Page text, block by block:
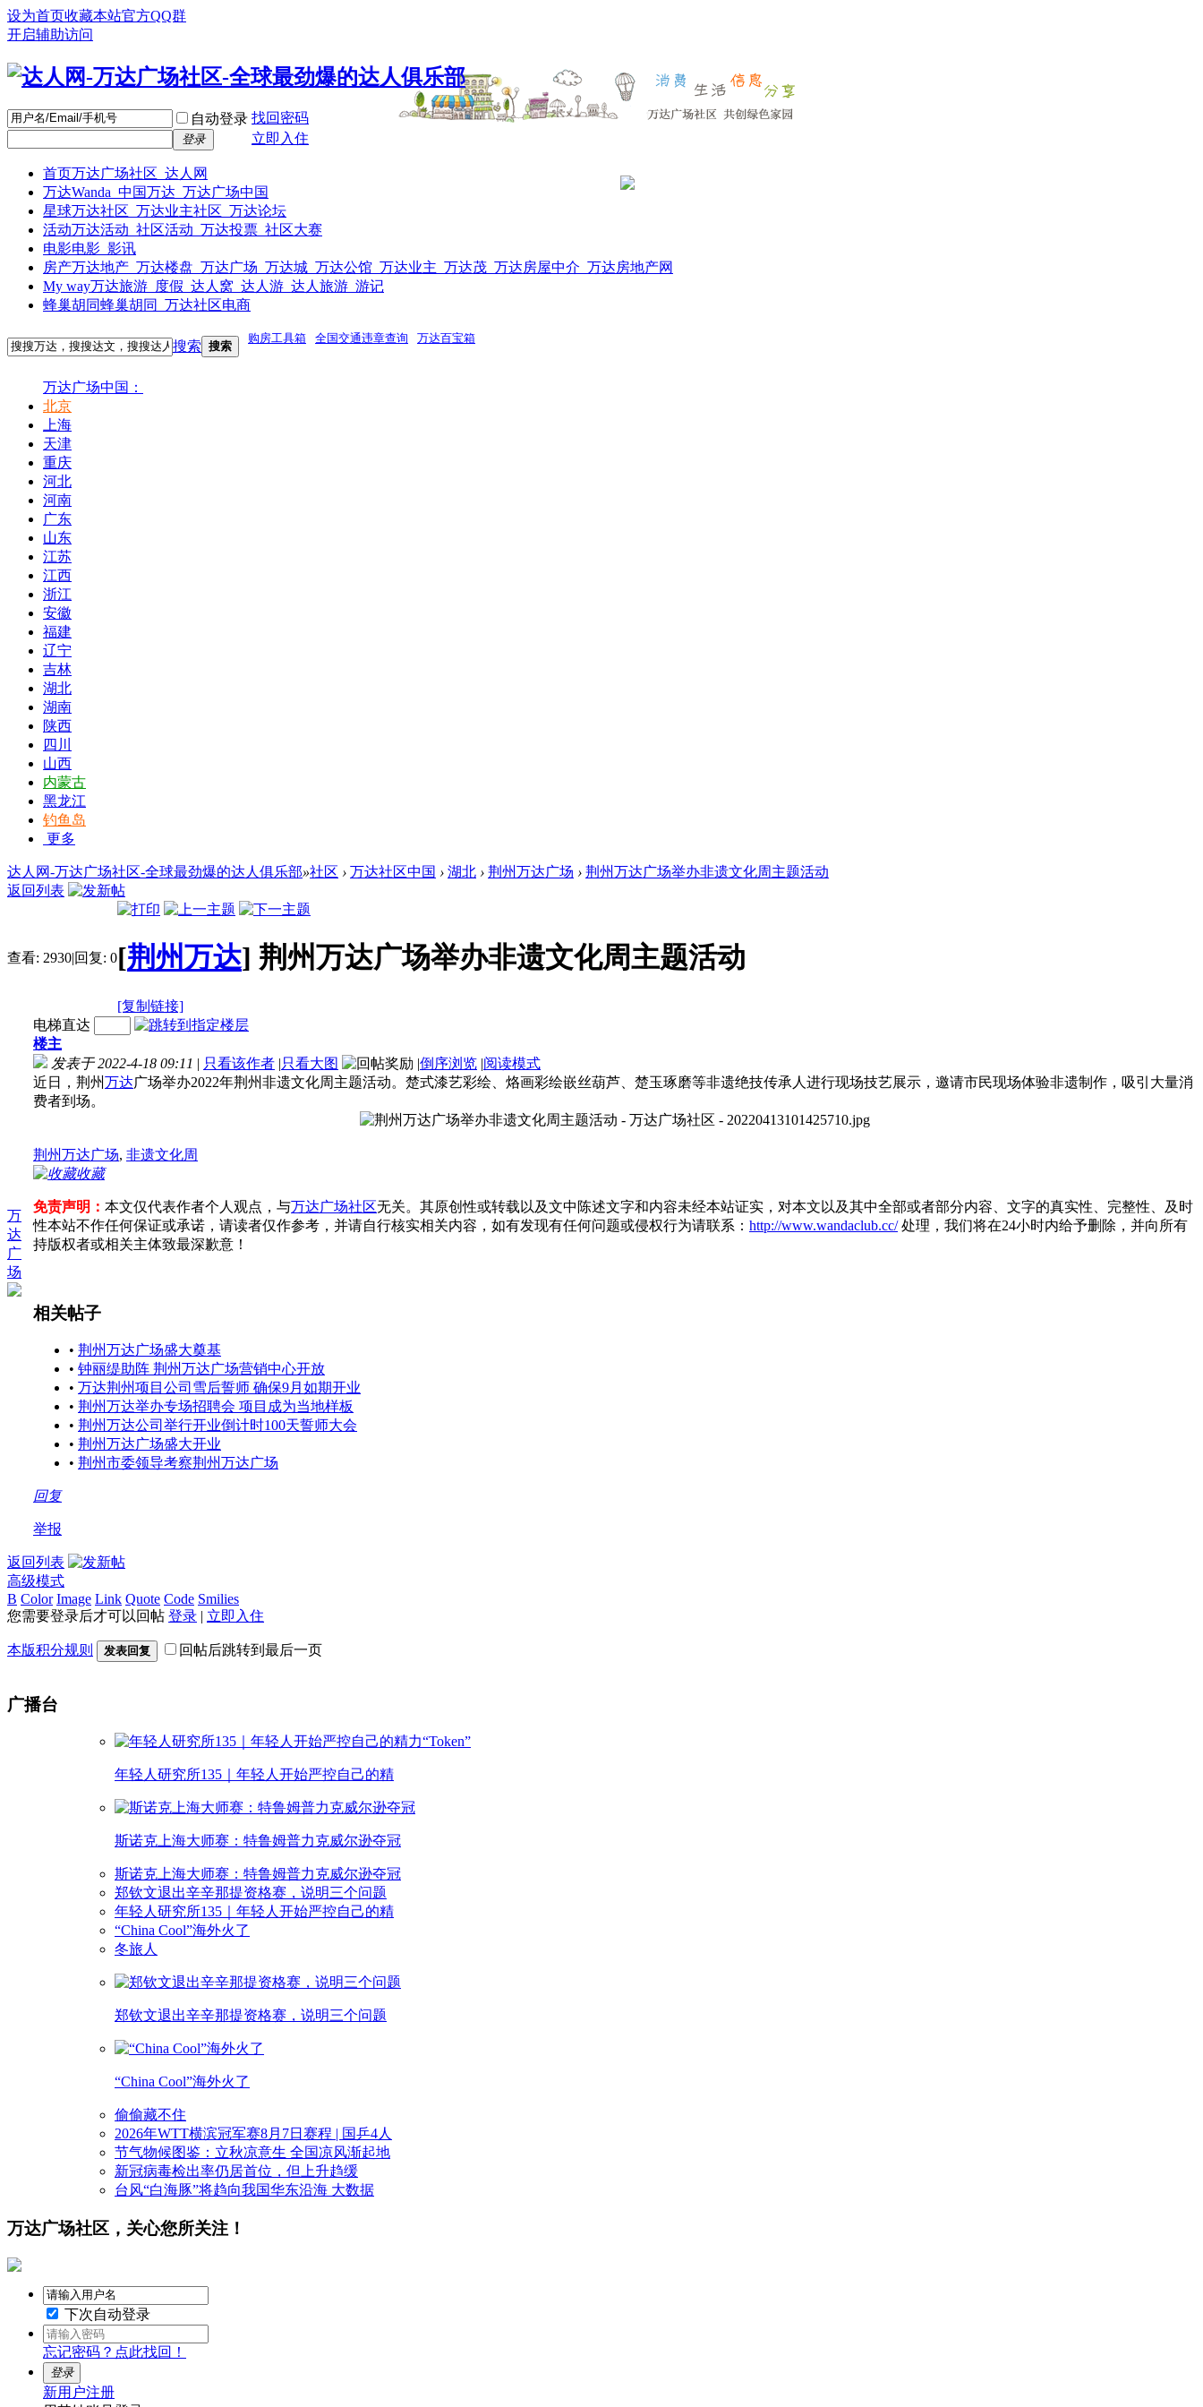
设为首页收藏本站官方QQ群
开启辅助访问
自动登录 找回密码
登录 立即入住
首页万达广场社区_达人网
万达Wanda_中国万达_万达广场中国
星球万达社区_万达业主社区_万达论坛
活动万达活动_社区活动_万达投票_社区大赛
电影电影_影讯
房产万达地产_万达楼盘_万达广场_万达城_万达公馆_万达业主_万达茂_万达房屋中介_万达房地产网
My way万达旅游_度假_达人窝_达人游_达人旅游_游记
蜂巢胡同蜂巢胡同_万达社区电商
搜索 搜索
购房工具箱 全国交通违章查询 万达百宝箱
万达广场中国：
北京
上海
天津
重庆
河北
河南
广东
山东
江苏
江西
浙江
安徽
福建
辽宁
吉林
湖北
湖南
陕西
四川
山西
内蒙古
黑龙江
钓鱼岛
更多
达人网-万达广场社区-全球最劲爆的达人俱乐部»社区 › 万达社区中国 › 湖北 › 荆州万达广场 › 荆州万达广场举办非遗文化周主题活动
返回列表
查看: 2930|回复: 0[荆州万达] 荆州万达广场举办非遗文化周主题活动
[复制链接]
万
达
广
场
电梯直达
楼主
发表于 2022-4-18 09:11 | 只看该作者 |只看大图 |倒序浏览 |阅读模式
近日，荆州万达广场举办2022年荆州非遗文化周主题活动。楚式漆艺彩绘、烙画彩绘嵌丝葫芦、楚玉琢磨等非遗绝技传承人进行现场技艺展示，邀请市民现场体验非遗制作，吸引大量消
费者到场。
荆州万达广场, 非遗文化周
收藏
免责声明： 本文仅代表作者个人观点，与万达广场社区无关。其原创性或转载以及文中陈述文字和内容未经本站证实，对本文以及其中全部或者部分内容、文字的真实性、完整性、及时
性本站不作任何保证或承诺，请读者仅作参考，并请自行核实相关内容，如有发现有任何问题或侵权行为请联系： http://www.wandaclub.cc/处理，我们将在24小时内给予删除，并向所有
持版权者或相关主体致最深歉意！
相关帖子
• 荆州万达广场盛大奠基
• 钟丽缇助阵 荆州万达广场营销中心开放
• 万达荆州项目公司雪后誓师 确保9月如期开业
• 荆州万达举办专场招聘会 项目成为当地样板
• 荆州万达公司举行开业倒计时100天誓师大会
• 荆州万达广场盛大开业
• 荆州市委领导考察荆州万达广场
回复
举报
返回列表
高级模式
B Color Image Link Quote Code Smilies
您需要登录后才可以回帖 登录 | 立即入住
本版积分规则 发表回复 回帖后跳转到最后一页
广播台
年轻人研究所135｜年轻人开始严控自己的精
斯诺克上海大师赛：特鲁姆普力克威尔逊夺冠
斯诺克上海大师赛：特鲁姆普力克威尔逊夺冠
郑钦文退出辛辛那提资格赛，说明三个问题
年轻人研究所135｜年轻人开始严控自己的精
“China Cool”海外火了
冬旅人
郑钦文退出辛辛那提资格赛，说明三个问题
“China Cool”海外火了
偷偷藏不住
2026年WTT横滨冠军赛8月7日赛程 | 国乒4人
节气物候图鉴：立秋凉意生 全国凉风渐起地
新冠病毒检出率仍居首位，但上升趋缓
台风“白海豚”将趋向我国华东沿海 大数据
万达广场社区，关心您所关注！
下次自动登录
忘记密码？点此找回！
登录
新用户注册